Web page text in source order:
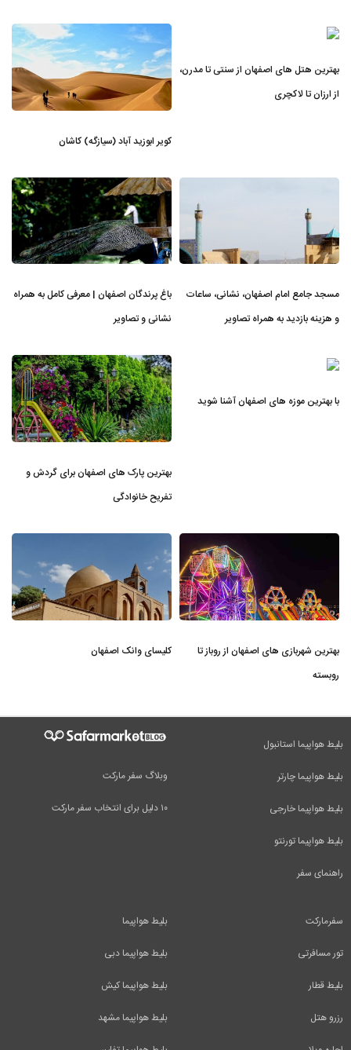
بهترین هتل های اصفهان از سنتی تا مدرن،
از ارزان تا لاکچری
کویر ابوزید آباد (سیازگه) کاشان
مسجد جامع امام اصفهان، نشانی، ساعات
و هزینه بازدید به همراه تصاویر
باغ پرندگان اصفهان | معرفی کامل به همراه
نشانی و تصاویر
با بهترین موزه های اصفهان آشنا شوید
بهترین پارک های اصفهان برای گردش و
تفریح خانوادگی
بهترین شهربازی های اصفهان از روباز تا
روبسته
کلیسای وانک اصفهان
وبلاگ سفر مارکت
۱۰ دلیل برای انتخاب سفر مارکت
بلیط هواپیما استانبول
بلیط هواپیما چارتر
بلیط هواپیما خارجی
بلیط هواپیما تورنتو
راهنمای سفر
بلیط هواپیما
بلیط هواپیما دبی
بلیط هواپیما کیش
بلیط هواپیما مشهد
سفرمارکت
تور مسافرتی
بلیط قطار
رزرو هتل